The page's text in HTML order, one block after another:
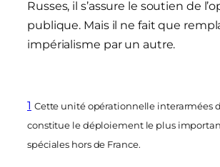
Russes, il s’assure le soutien de
publique. Mais il ne fait que
impérialisme par un autre.
1 Cette unité opérationnelle interarmées
constitue le déploiement le plus
spéciales hors de France.